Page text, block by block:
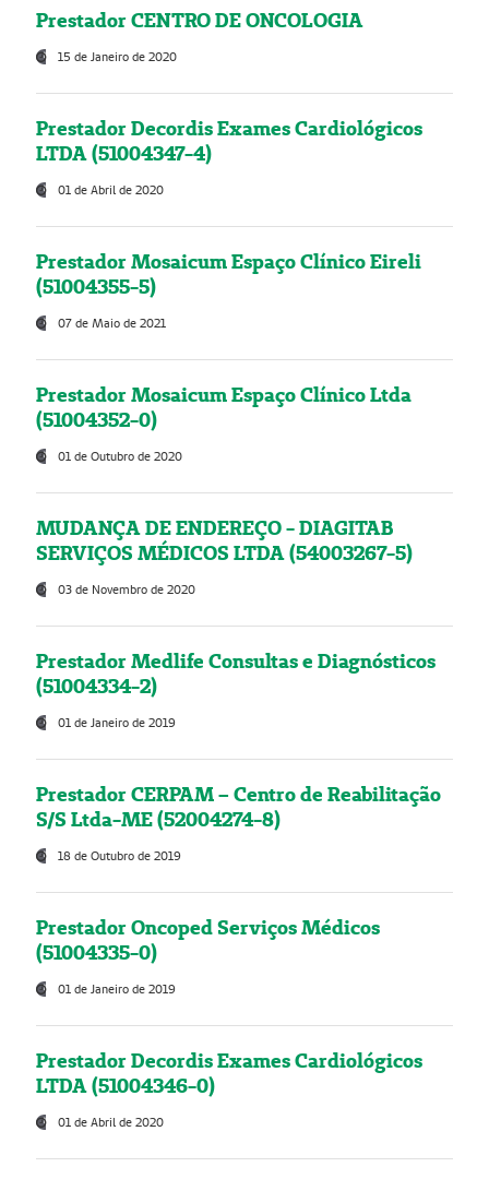
Prestador CENTRO DE ONCOLOGIA
15 de Janeiro de 2020
Prestador Decordis Exames Cardiológicos
LTDA (51004347-4)
01 de Abril de 2020
Prestador Mosaicum Espaço Clínico Eireli
(51004355-5)
07 de Maio de 2021
Prestador Mosaicum Espaço Clínico Ltda
(51004352-0)
01 de Outubro de 2020
MUDANÇA DE ENDEREÇO - DIAGITAB
SERVIÇOS MÉDICOS LTDA (54003267-5)
03 de Novembro de 2020
Prestador Medlife Consultas e Diagnósticos
(51004334-2)
01 de Janeiro de 2019
Prestador CERPAM – Centro de Reabilitação
S/S Ltda-ME (52004274-8)
18 de Outubro de 2019
Prestador Oncoped Serviços Médicos
(51004335-0)
01 de Janeiro de 2019
Prestador Decordis Exames Cardiológicos
LTDA (51004346-0)
01 de Abril de 2020